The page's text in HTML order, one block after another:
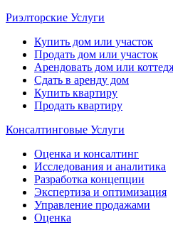
Риэлторские Услуги
Купить дом или участок
Продать дом или участок
Арендовать дом или
Сдать в аренду дом
Купить квартиру
Продать квартиру
Консалтинговые Услуги
Оценка и консалтинг
Исследования и аналитика
Разработка концепции
Экспертиза и оптимизация
Управление продажами
Оценка